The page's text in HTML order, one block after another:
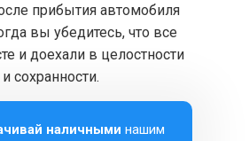
прибытия автомобиля
вы убедитесь, что все
и доехали в целостности
и сохранности.
наличными нашим